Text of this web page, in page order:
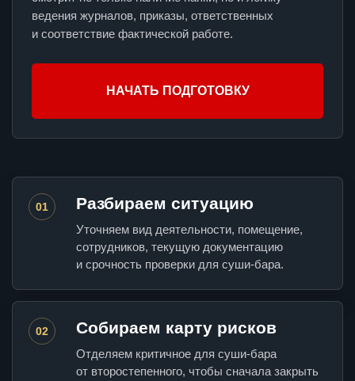
ведения журналов, приказы, ответственных
и соответствие фактической работе.
НАЧАТЬ ПОДГОТОВКУ
01 Разбираем ситуацию
Уточняем вид деятельности, помещение,
сотрудников, текущую документацию
и срочность проверки для суши-бара.
02 Собираем карту рисков
Отделяем критичное для суши-бара
от второстепенного, чтобы сначала закрыть